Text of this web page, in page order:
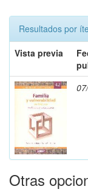
Resultados por
Vista previa
Otras